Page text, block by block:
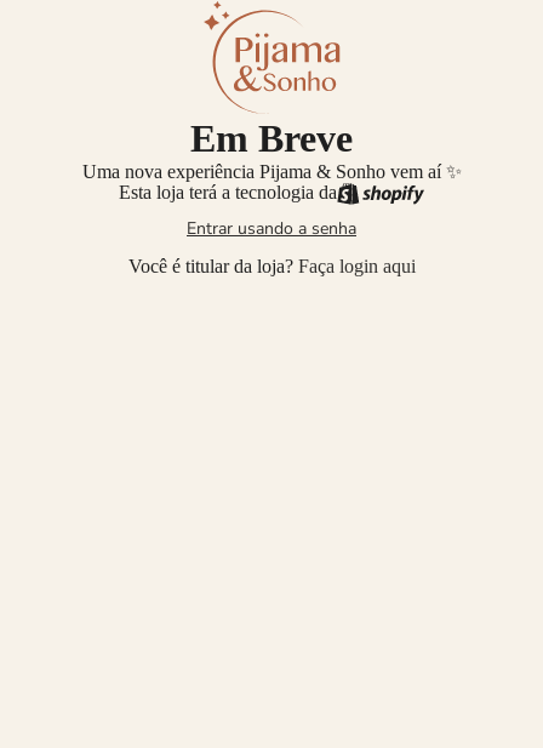
Em Breve
Uma nova experiência Pijama & Sonho vem aí ✨
Esta loja terá a tecnologia da
Entrar usando a senha
Você é titular da loja? Faça login aqui